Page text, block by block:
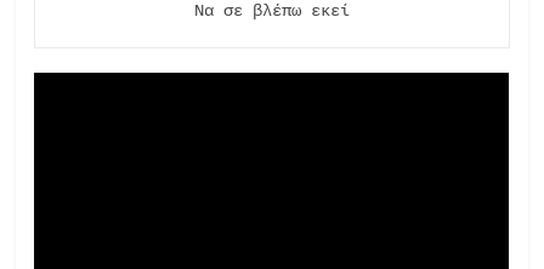
Να σε βλέπω εκεί